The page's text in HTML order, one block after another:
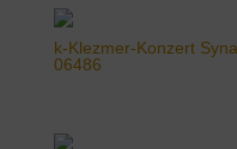
k-Klezmer-Konzert
06486